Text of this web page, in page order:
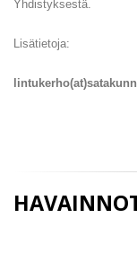
Yhdistyksestä.
Lisätietoja: